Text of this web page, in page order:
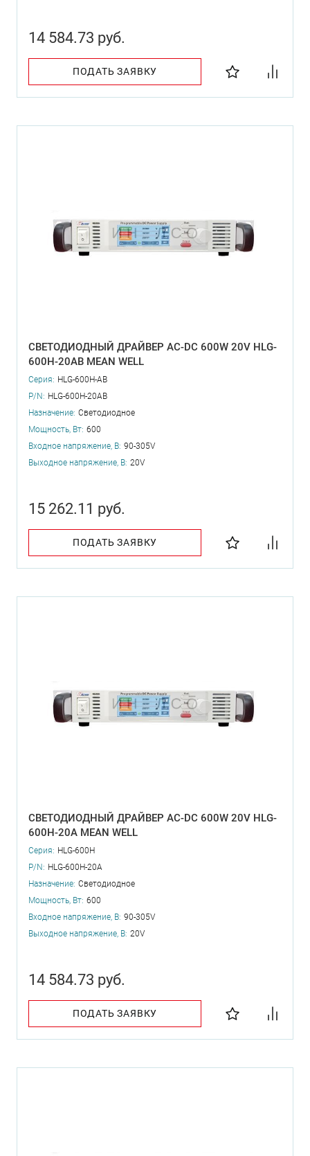
14 584.73 руб.
ПОДАТЬ ЗАЯВКУ
СВЕТОДИОДНЫЙ ДРАЙВЕР AC-DC 600W 20V HLG-
600H-20AB MEAN WELL
Серия: HLG-600H-AB
P/N: HLG-600H-20AB
Назначение: Светодиодное
Мощность, Вт: 600
Входное напряжение, В: 90-305V
Выходное напряжение, В: 20V
15 262.11 руб.
ПОДАТЬ ЗАЯВКУ
СВЕТОДИОДНЫЙ ДРАЙВЕР AC-DC 600W 20V HLG-
600H-20A MEAN WELL
Серия: HLG-600H
P/N: HLG-600H-20A
Назначение: Светодиодное
Мощность, Вт: 600
Входное напряжение, В: 90-305V
Выходное напряжение, В: 20V
14 584.73 руб.
ПОДАТЬ ЗАЯВКУ